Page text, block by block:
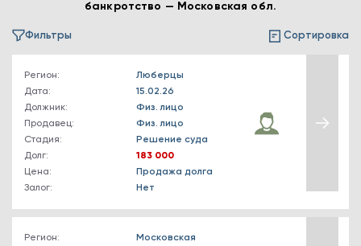
банкротство — Московская обл.
Фильтры Сортировка
Регион:
Люберцы
Дата:
15.02.26
Должник:
Физ. лицо
Продавец:
Физ. лицо
Стадия:
Решение суда
Долг:
183 000
Цена:
Продажа долга
Залог:
Нет
Регион:
Московская